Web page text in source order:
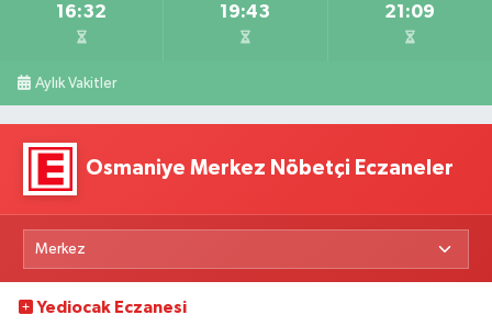
16:32 19:43 21:09
Aylık Vakitler
Osmaniye Merkez Nöbetçi Eczaneler
Yediocak Eczanesi